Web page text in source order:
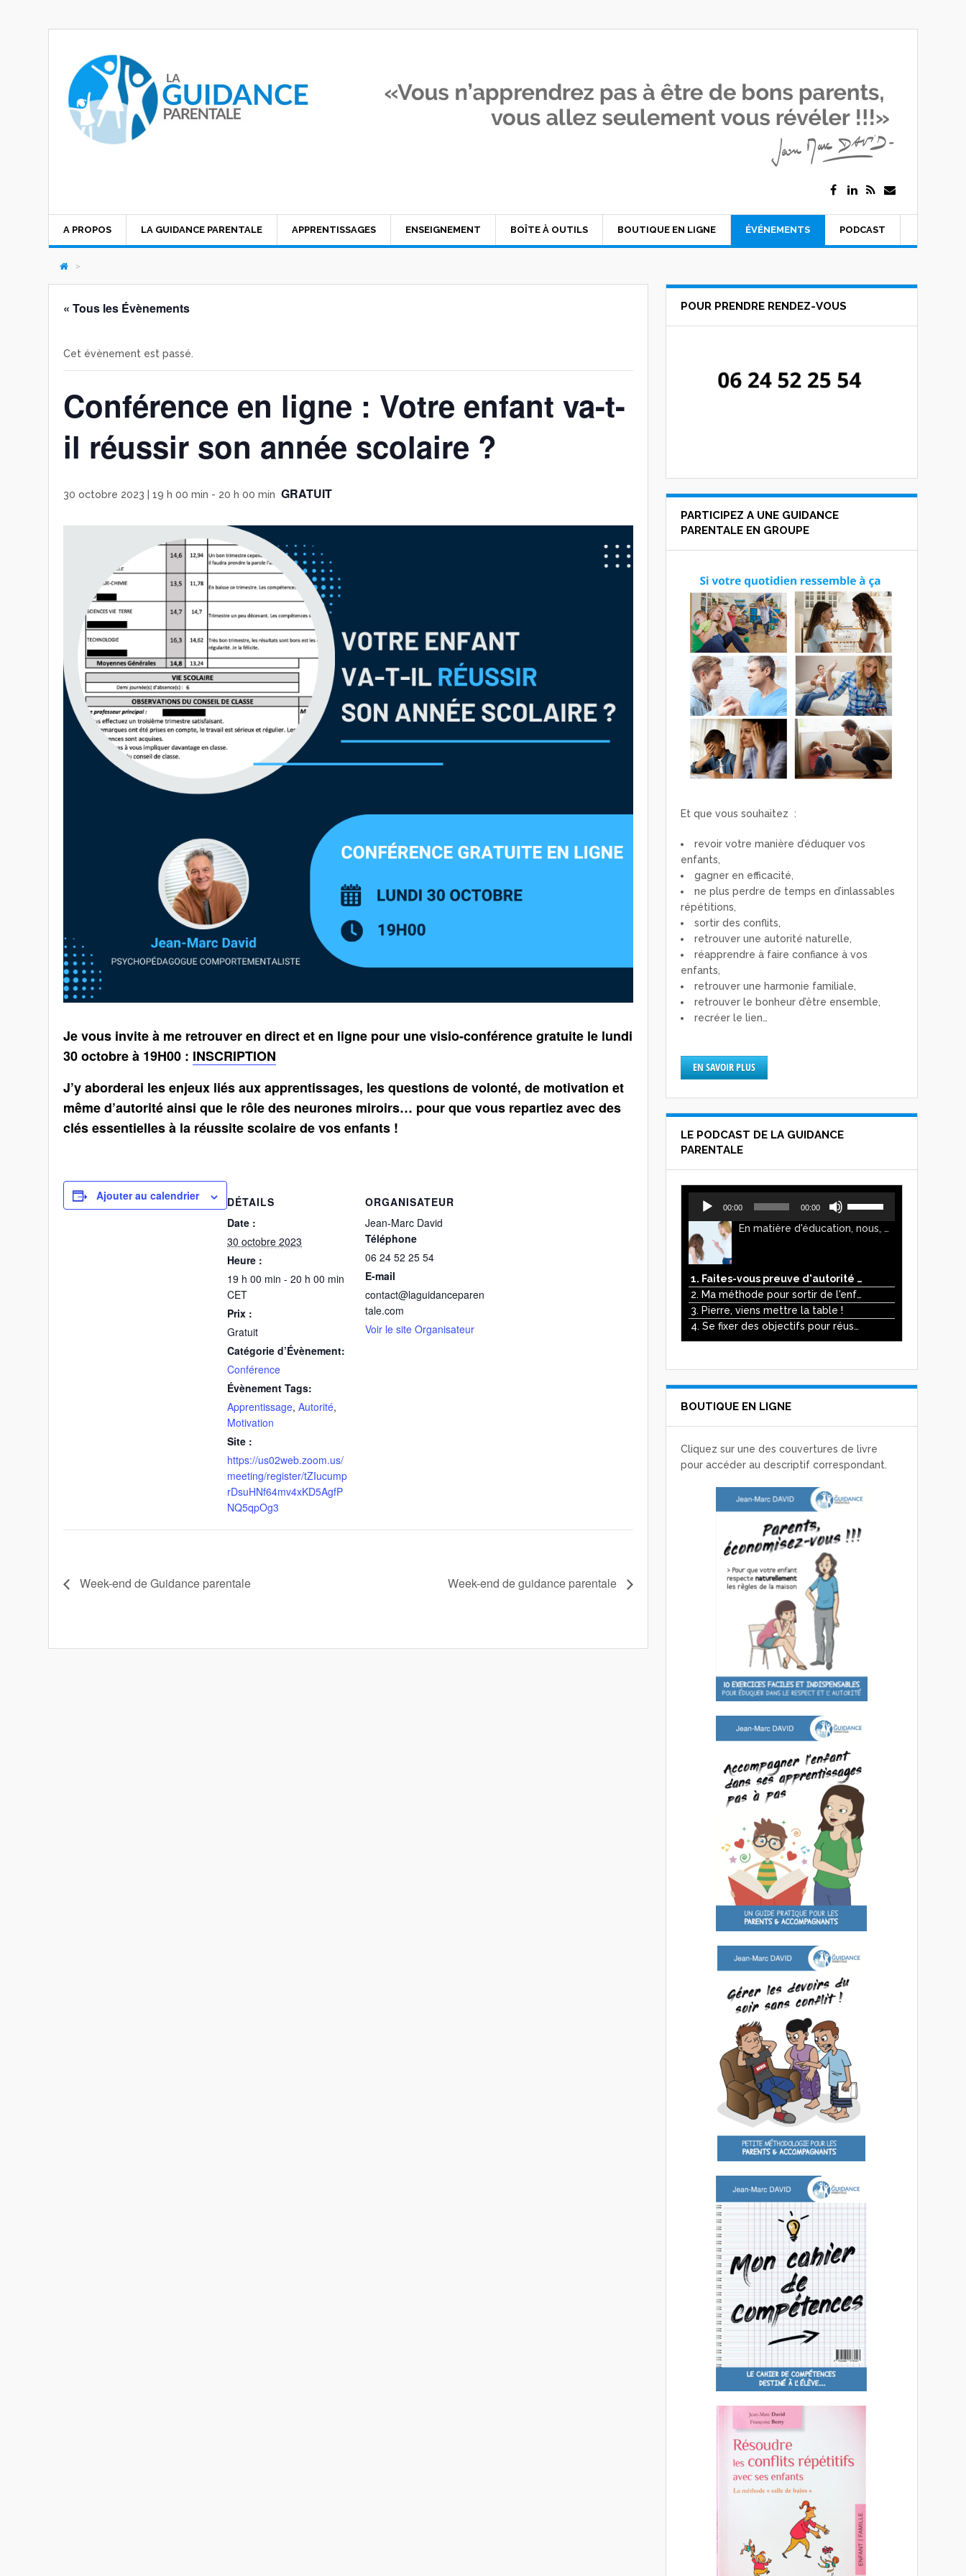
A PROPOS LA GUIDANCE PARENTALE APPRENTISSAGES ENSEIGNEMENT BOÎTE À OUTILS BOUTIQUE EN LIGNE ÉVÉNEMENTS PODCAST
>
« Tous les Évènements
Cet évènement est passé.
Conférence en ligne : Votre enfant va-t-
il réussir son année scolaire ?
30 octobre 2023 | 19 h 00 min - 20 h 00 min GRATUIT
Je vous invite à me retrouver en direct et en ligne pour une visio-conférence gratuite le lundi
30 octobre à 19H00 : INSCRIPTION
J’y aborderai les enjeux liés aux apprentissages, les questions de volonté, de motivation et
même d’autorité ainsi que le rôle des neurones miroirs… pour que vous repartiez avec des
clés essentielles à la réussite scolaire de vos enfants !
Ajouter au calendrier
DÉTAILS
Date :
30 octobre 2023
Heure :
19 h 00 min - 20 h 00 min
CET
Prix :
Gratuit
Catégorie d’Évènement:
Conférence
Évènement Tags:
Apprentissage,Autorité,
Motivation
Site :
https://us02web.zoom.us/
meeting/register/tZIucump
rDsuHNf64mv4xKD5AgfP
NQ5qpOg3
ORGANISATEUR
Jean-Marc David
Téléphone
06 24 52 25 54
E-mail
contact@laguidanceparen
tale.com
Voir le site Organisateur
Week-end de Guidance parentale Week-end de guidance parentale
POUR PRENDRE RENDEZ-VOUS
PARTICIPEZ A UNE GUIDANCE
PARENTALE EN GROUPE
Et que vous souhaitez :
revoir votre manière d’éduquer vos
enfants,
gagner en efficacité,
ne plus perdre de temps en d’inlassables
répétitions,
sortir des conflits,
retrouver une autorité naturelle,
réapprendre à faire confiance à vos
enfants,
retrouver une harmonie familiale,
retrouver le bonheur d’être ensemble,
recréer le lien…
EN SAVOIR PLUS
LE PODCAST DE LA GUIDANCE
PARENTALE
Lecteur
audio
00:00 00:00
flèches
augmenter
ou
diminuer
le
En matière d'éducation, nous, parents, avons l'impression de faire preuve d'autorité. Mais n'est-ce pas, parfois, plutôt un jeu de pouvoir ? Ce podcast vous permettra d'y voir plus clair !
1. Faites-vous preuve d'autorité ou de pouvoir avec vos enfants ?
2. Ma méthode pour sortir de l'enfer des écrans
3. Pierre, viens mettre la table !
4. Se fixer des objectifs pour réussir
BOUTIQUE EN LIGNE
Cliquez sur une des couvertures de livre
pour accéder au descriptif correspondant.